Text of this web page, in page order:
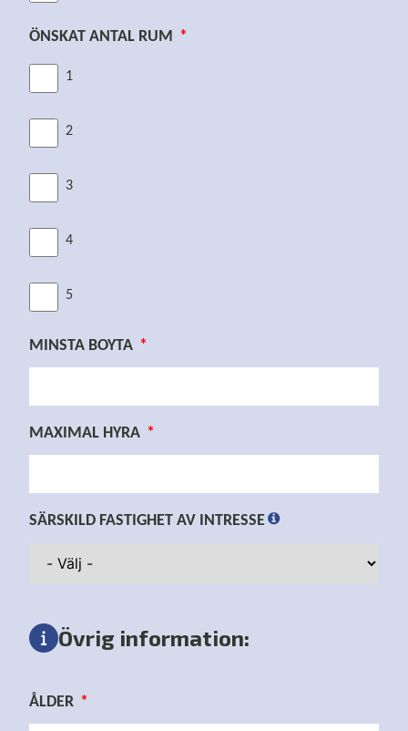
ÖNSKAT ANTAL RUM
1
2
3
4
5
MINSTA BOYTA
MAXIMAL HYRA
SÄRSKILD FASTIGHET AV INTRESSE
Övrig information:
ÅLDER